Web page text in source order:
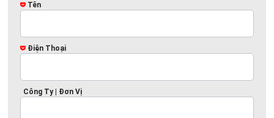
Tên
Điện Thoại
Công Ty | Đơn Vị